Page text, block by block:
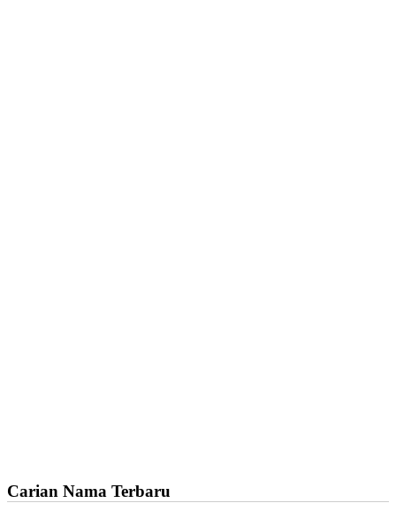
Carian Nama Terbaru